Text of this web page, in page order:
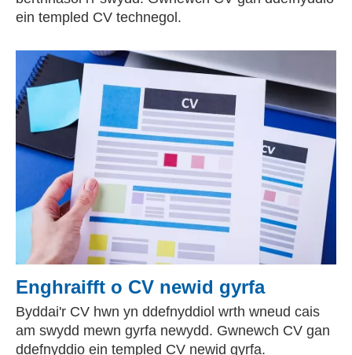
ein templed CV technegol.
Enghraifft o CV newid gyrfa
Byddai'r CV hwn yn ddefnyddiol wrth wneud cais
am swydd mewn gyrfa newydd. Gwnewch CV gan
ddefnyddio ein templed CV newid gyrfa.